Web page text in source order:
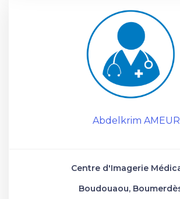
Abdelkrim AMEUR
Centre d'Imagerie
Boudouaou,